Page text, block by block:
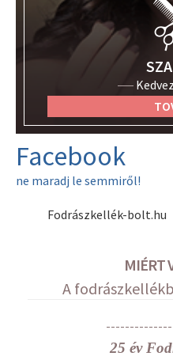
Facebook
ne maradj le semmiről!
Fodrászkellék-bolt.hu
MIÉRT
A
25 év